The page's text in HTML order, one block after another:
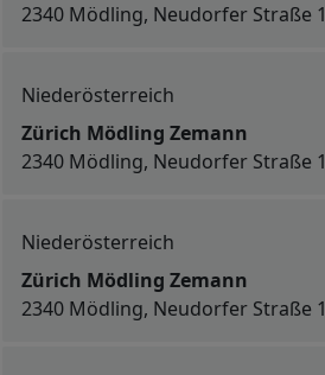
2340 Mödling, Neudorfer Straße 1
Niederösterreich
Zürich Mödling Zemann
2340 Mödling, Neudorfer Straße 1
Niederösterreich
Zürich Mödling Zemann
2340 Mödling, Neudorfer Straße 1